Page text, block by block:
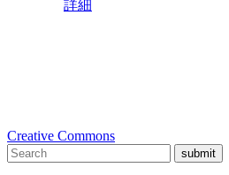
詳細
Creative Commons
submit